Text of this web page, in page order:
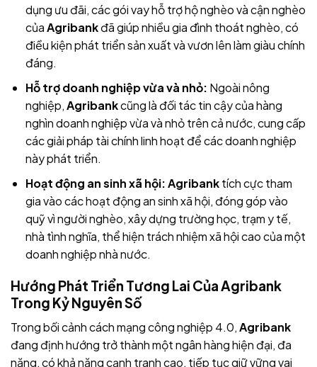
dụng ưu đãi, các gói vay hỗ trợ hộ nghèo và cận nghèo
củaAgribankđã giúp nhiều gia đình thoát nghèo, có
điều kiện phát triển sản xuất và vươn lên làm giàu chính
đáng.
Hỗ trợ doanh nghiệp vừa và nhỏ: Ngoài nông
nghiệp,Agribankcũng là đối tác tin cậy của hàng
nghìn doanh nghiệp vừa và nhỏ trên cả nước, cung cấp
các giải pháp tài chính linh hoạt để các doanh nghiệp
này phát triển.
Hoạt động an sinh xã hội:Agribanktích cực tham
gia vào các hoạt động an sinh xã hội, đóng góp vào
quỹ vì người nghèo, xây dựng trường học, trạm y tế,
nhà tình nghĩa, thể hiện trách nhiệm xã hội cao của một
doanh nghiệp nhà nước.
Hướng Phát Triển Tương Lai Của Agribank
Trong Kỷ Nguyên Số
Trong bối cảnh cách mạng công nghiệp 4.0,Agribank
đang định hướng trở thành một ngân hàng hiện đại, đa
năng, có khả năng cạnh tranh cao, tiếp tục giữ vững vai